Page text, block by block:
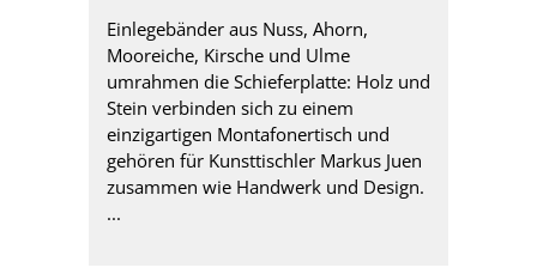
Einlegebänder aus Nuss, Ahorn,
Mooreiche, Kirsche und Ulme
umrahmen die Schieferplatte: Holz und
Stein verbinden sich zu einem
einzigartigen Montafonertisch und
gehören für Kunsttischler Markus Juen
zusammen wie Handwerk und Design.
...